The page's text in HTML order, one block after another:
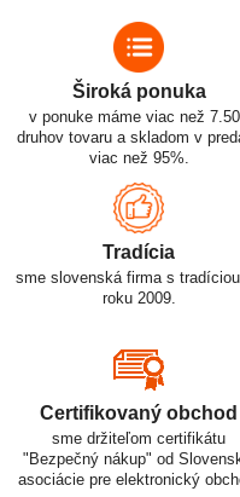
Široká ponuka
v ponuke máme viac než
druhov tovaru a skladom v
viac než 95%.
Tradícia
sme slovenská firma s
roku 2009.
Certifikovaný obchod
sme držiteľom certifikátu
"Bezpečný nákup" od
asociácie pre elektronický